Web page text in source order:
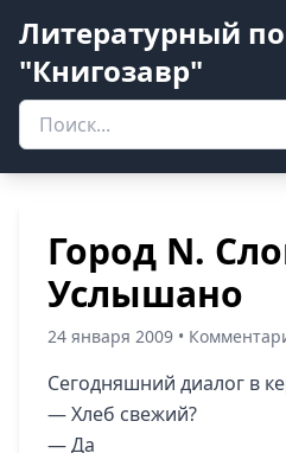
Литературный
"Книгозавр"
Город N.
Услышано
24 января 2009 •
Сегодняшний диалог в
— Хлеб свежий?
— Да